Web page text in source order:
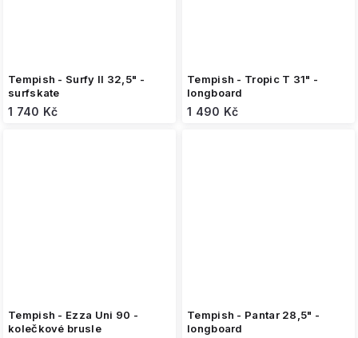
Tempish - Surfy II 32,5" -
surfskate
1 740 Kč
Tempish - Tropic T 31" -
longboard
1 490 Kč
Tempish - Ezza Uni 90 -
kolečkové brusle
Tempish - Pantar 28,5" -
longboard